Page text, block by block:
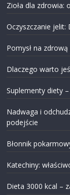
Zioła dla zdrowia:
Oczyszczanie
Pomysł na
Dlaczego warto
Suplementy diety
Nadwaga i
podejście
Błonnik
Katechiny:
Dieta 3000 kcal –